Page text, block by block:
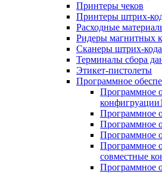
Принтеры чеков
Принтеры штрих-
Расходные
Ридеры магнитных
Сканеры штрих-кода
Терминалы сбора
Этикет-пистолеты
Программное
Программное
Программное
Программное
Программное
Программное
совместные
Программное